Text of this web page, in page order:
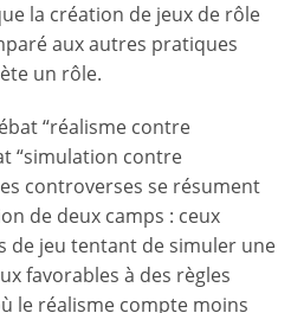
la création de jeux de rôle
aux autres pratiques
un rôle.
“réalisme contre
“simulation contre
controverses se résument
de deux camps : ceux
de jeu tentant de simuler une
favorables à des règles
le réalisme compte moins